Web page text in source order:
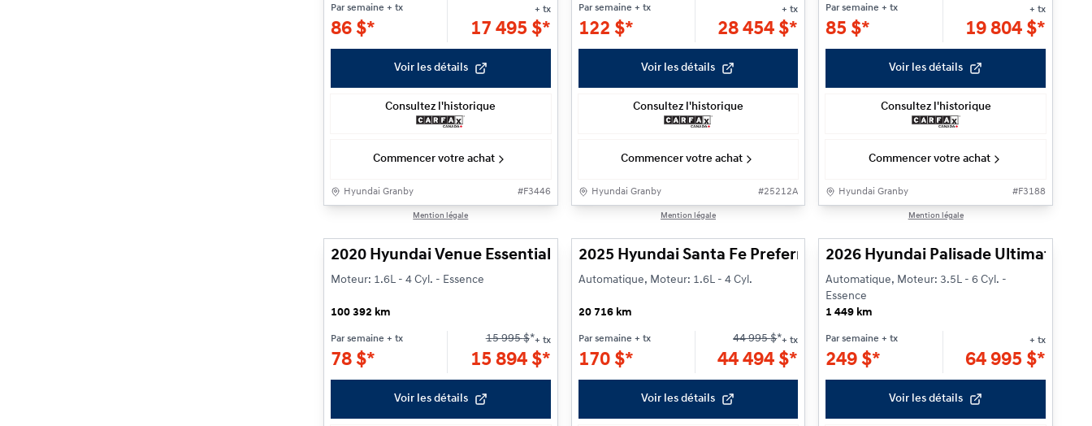
Par semaine + tx
86 $*
+ tx
17 495 $*
Voir les détails
Consultez l'historique
Commencer votre achat
Hyundai Granby #F3446
Mention légale
Par semaine + tx
122 $*
+ tx
28 454$*
Voir les détails
Consultez l'historique
Commencer votre achat
Hyundai Granby #25212A
Mention légale
Par semaine + tx
85$*
+ tx
19 804 $*
Voir les détails
Consultez l'historique
Commencer votre achat
Hyundai Granby #F3188
Mention légale
2020 Hyundai Venue Essential
Moteur: 1.6L - 4 Cyl. - Essence
100 392 km
Par semaine + tx
78 $*
15 995$*+ tx
15 894 $*
Voir les détails
2025 Hyundai Santa Fe Preferred Hybrid
Automatique, Moteur: 1.6L - 4 Cyl.
20 716 km
Par semaine + tx
170 $*
44 995$*+ tx
44 494$*
Voir les détails
2026 Hyundai Palisade Ultimate
Automatique, Moteur: 3.5L - 6 Cyl. -
Essence
1 449 km
Par semaine + tx
249$*
+ tx
64 995 $*
Voir les détails